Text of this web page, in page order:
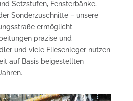
Setzstufen, Fensterbänke,
Sonderzuschnitte – unsere
ermöglicht
präzise und
und viele Fliesenleger nutzen
auf Basis beigestellten